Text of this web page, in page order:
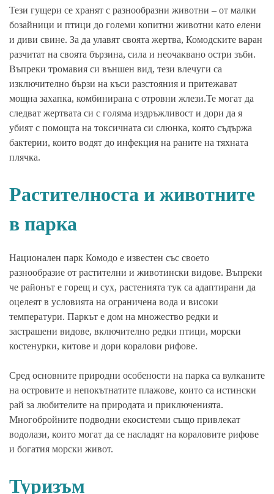
Тези гущери се хранят с разнообразни животни – от малки
бозайници и птици до големи копитни животни като елени
и диви свине. За да улавят своята жертва, Комодските варан
разчитат на своята бързина, сила и неочаквано остри зъби.
Въпреки тромавия си външен вид, тези влечуги са
изключително бързи на къси разстояния и притежават
мощна захапка, комбинирана с отровни жлези.Те могат да
следват жертвата си с голяма издръжливост и дори да я
убият с помощта на токсичната си слюнка, която съдържа
бактерии, които водят до инфекция на раните на тяхната
плячка.
Растителноста и животните
в парка
Национален парк Комодо е известен със своето
разнообразие от растителни и животински видове. Въпреки
че районът е горещ и сух, растенията тук са адаптирани да
оцелеят в условията на ограничена вода и високи
температури. Паркът е дом на множество редки и
застрашени видове, включително редки птици, морски
костенурки, китове и дори коралови рифове.
Сред основните природни особености на парка са вулканите
на островите и непокътнатите плажове, които са истински
рай за любителите на природата и приключенията.
Многобройните подводни екосистеми също привлекат
водолази, които могат да се насладят на кораловите рифове
и богатия морски живот.
Туризъм